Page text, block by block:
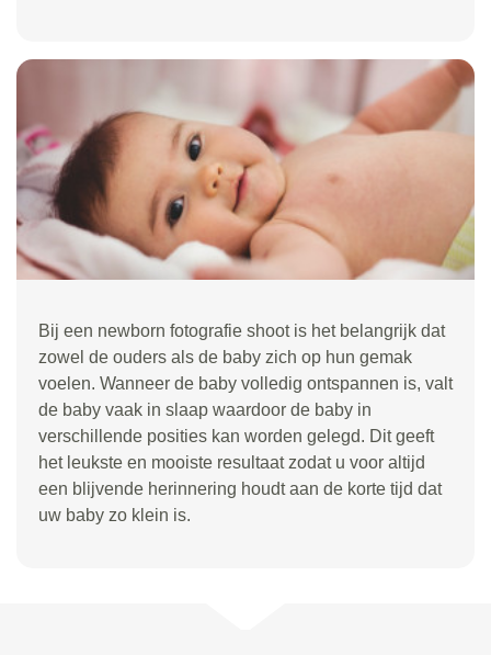
Bij een newborn fotografie shoot is het belangrijk dat
zowel de ouders als de baby zich op hun gemak
voelen. Wanneer de baby volledig ontspannen is, valt
de baby vaak in slaap waardoor de baby in
verschillende posities kan worden gelegd. Dit geeft
het leukste en mooiste resultaat zodat u voor altijd
een blijvende herinnering houdt aan de korte tijd dat
uw baby zo klein is.